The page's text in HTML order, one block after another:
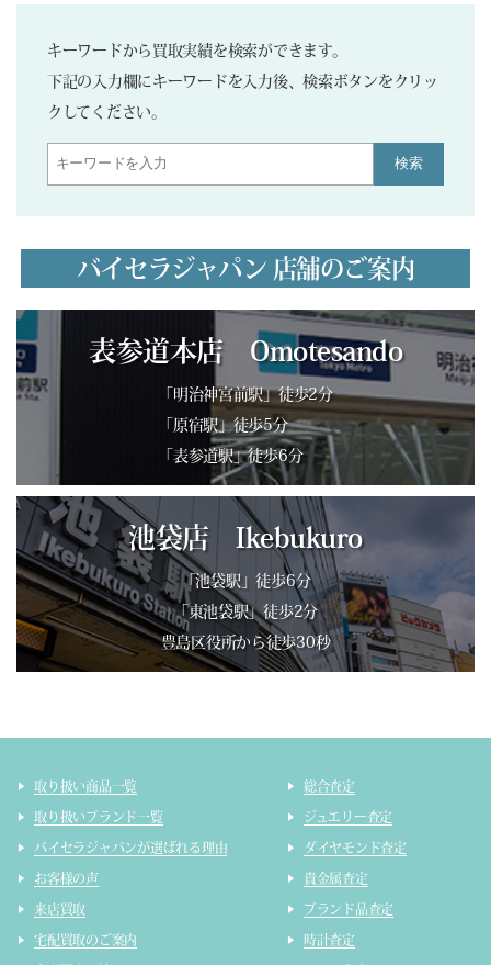
キーワードから買取実績を検索ができます。
下記の入力欄にキーワードを入力後、検索ボタンをクリッ
クしてください。
検索
バイセラジャパン 店舗のご案内
表参道本店 Omotesando
「明治神宮前駅」徒歩2分
「原宿駅」徒歩5分
「表参道駅」徒歩6分
池袋店 Ikebukuro
「池袋駅」徒歩6分
「東池袋駅」徒歩2分
豊島区役所から徒歩30秒
取り扱い商品一覧
取り扱いブランド一覧
バイセラジャパンが選ばれる理由
お客様の声
来店買取
宅配買取のご案内
総合査定
ジュエリー査定
ダイヤモンド査定
貴金属査定
ブランド品査定
時計査定